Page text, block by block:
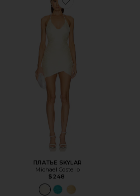
Favorite ПЛАТЬЕ SKYLAR
ПЛАТЬЕ SKYLAR
Michael Costello
$248